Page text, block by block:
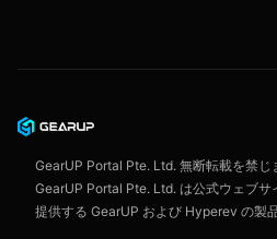
ユーザー契約
GearUP Portal Pte. Ltd. 無断転載を禁じ
GearUP Portal Pte. Ltd. は公式ウェブサ
提供する GearUP および Hyperev の製